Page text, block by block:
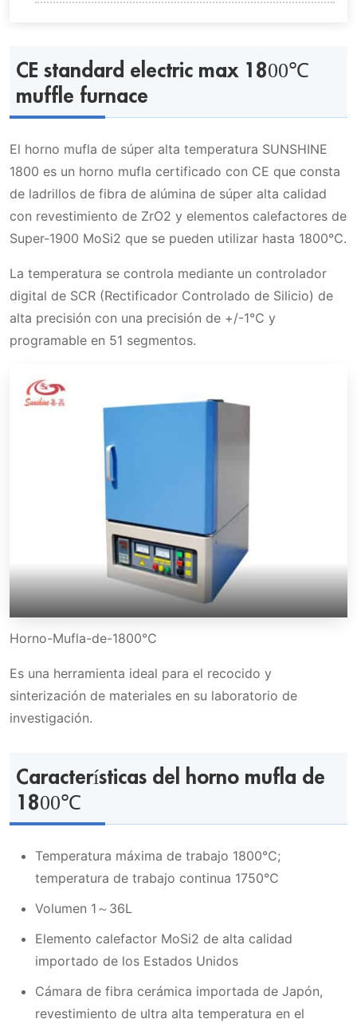
furnace
Características del horno mufla de 1800℃
Especificaciones de los elementos
calefactores de mosi2 del horno mufla de
1800℃
Especificaciones técnicas
Aplicación
Tamaño estándar del horno mufla de 1800℃
CE standard electric max 1800℃
muffle furnace
El horno mufla de súper alta temperatura SUNSHINE
1800 es un horno mufla certificado con CE que consta
de ladrillos de fibra de alúmina de súper alta calidad
con revestimiento de ZrO2 y elementos calefactores de
Super-1900 MoSi2 que se pueden utilizar hasta 1800℃.
La temperatura se controla mediante un controlador
digital de SCR (Rectificador Controlado de Silicio) de
alta precisión con una precisión de +/-1℃ y
programable en 51 segmentos.
Horno-Mufla-de-1800℃
Es una herramienta ideal para el recocido y
sinterización de materiales en su laboratorio de
investigación.
Características del horno mufla de
1800℃
Temperatura máxima de trabajo 1800℃;
temperatura de trabajo continua 1750℃
Volumen 1～36L
Elemento calefactor MoSi2 de alta calidad
importado de los Estados Unidos
Cámara de fibra cerámica importada de Japón,
revestimiento de ultra alta temperatura en el